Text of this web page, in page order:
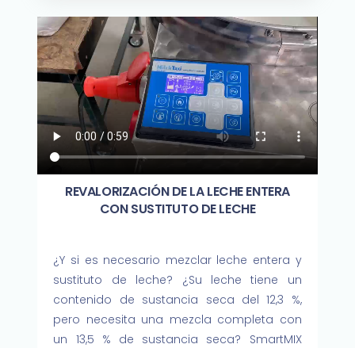
REVALORIZACIÓN DE LA LECHE ENTERA
CON SUSTITUTO DE LECHE
¿Y si es necesario mezclar leche entera y
sustituto de leche? ¿Su leche tiene un
contenido de sustancia seca del 12,3 %,
pero necesita una mezcla completa con
un 13,5 % de sustancia seca? SmartMIX